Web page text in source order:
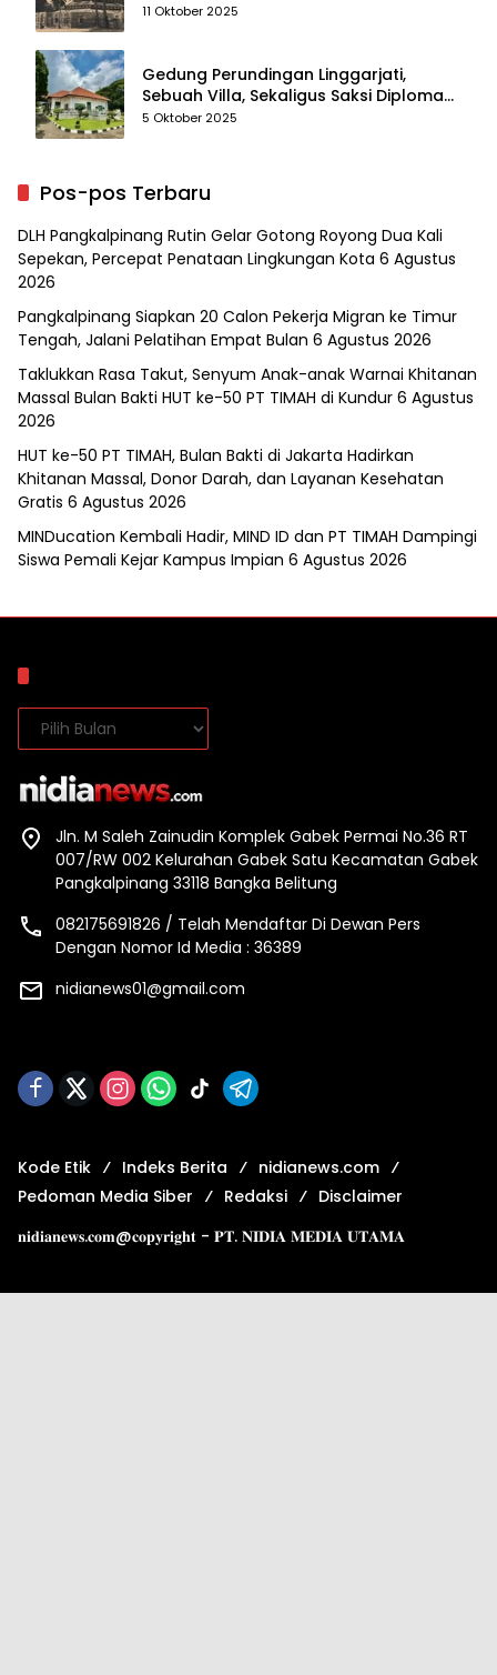
11 Oktober 2025
Gedung Perundingan Linggarjati,
Sebuah Villa, Sekaligus Saksi Diplomasi
yang Mengubah Arah Bangsa
5 Oktober 2025
Pos-pos Terbaru
DLH Pangkalpinang Rutin Gelar Gotong Royong Dua Kali
Sepekan, Percepat Penataan Lingkungan Kota 6 Agustus
2026
Pangkalpinang Siapkan 20 Calon Pekerja Migran ke Timur
Tengah, Jalani Pelatihan Empat Bulan 6 Agustus 2026
Taklukkan Rasa Takut, Senyum Anak-anak Warnai Khitanan
Massal Bulan Bakti HUT ke-50 PT TIMAH di Kundur 6 Agustus
2026
HUT ke-50 PT TIMAH, Bulan Bakti di Jakarta Hadirkan
Khitanan Massal, Donor Darah, dan Layanan Kesehatan
Gratis 6 Agustus 2026
MINDucation Kembali Hadir, MIND ID dan PT TIMAH Dampingi
Siswa Pemali Kejar Kampus Impian 6 Agustus 2026
Arsip
Jln. M Saleh Zainudin Komplek Gabek Permai No.36 RT
007/RW 002 Kelurahan Gabek Satu Kecamatan Gabek
Pangkalpinang 33118 Bangka Belitung
082175691826 / Telah Mendaftar Di Dewan Pers
Dengan Nomor Id Media : 36389
nidianews01@gmail.com
Kode Etik Indeks Berita
nidianews.com
Pedoman Media Siber
Redaksi
Disclaimer
𝐧𝐢𝐝𝐢𝐚𝐧𝐞𝐰𝐬.𝐜𝐨𝐦@𝐜𝐨𝐩𝐲𝐫𝐢𝐠𝐡𝐭 - 𝐏𝐓. 𝐍𝐈𝐃𝐈𝐀 𝐌𝐄𝐃𝐈𝐀 𝐔𝐓𝐀𝐌𝐀